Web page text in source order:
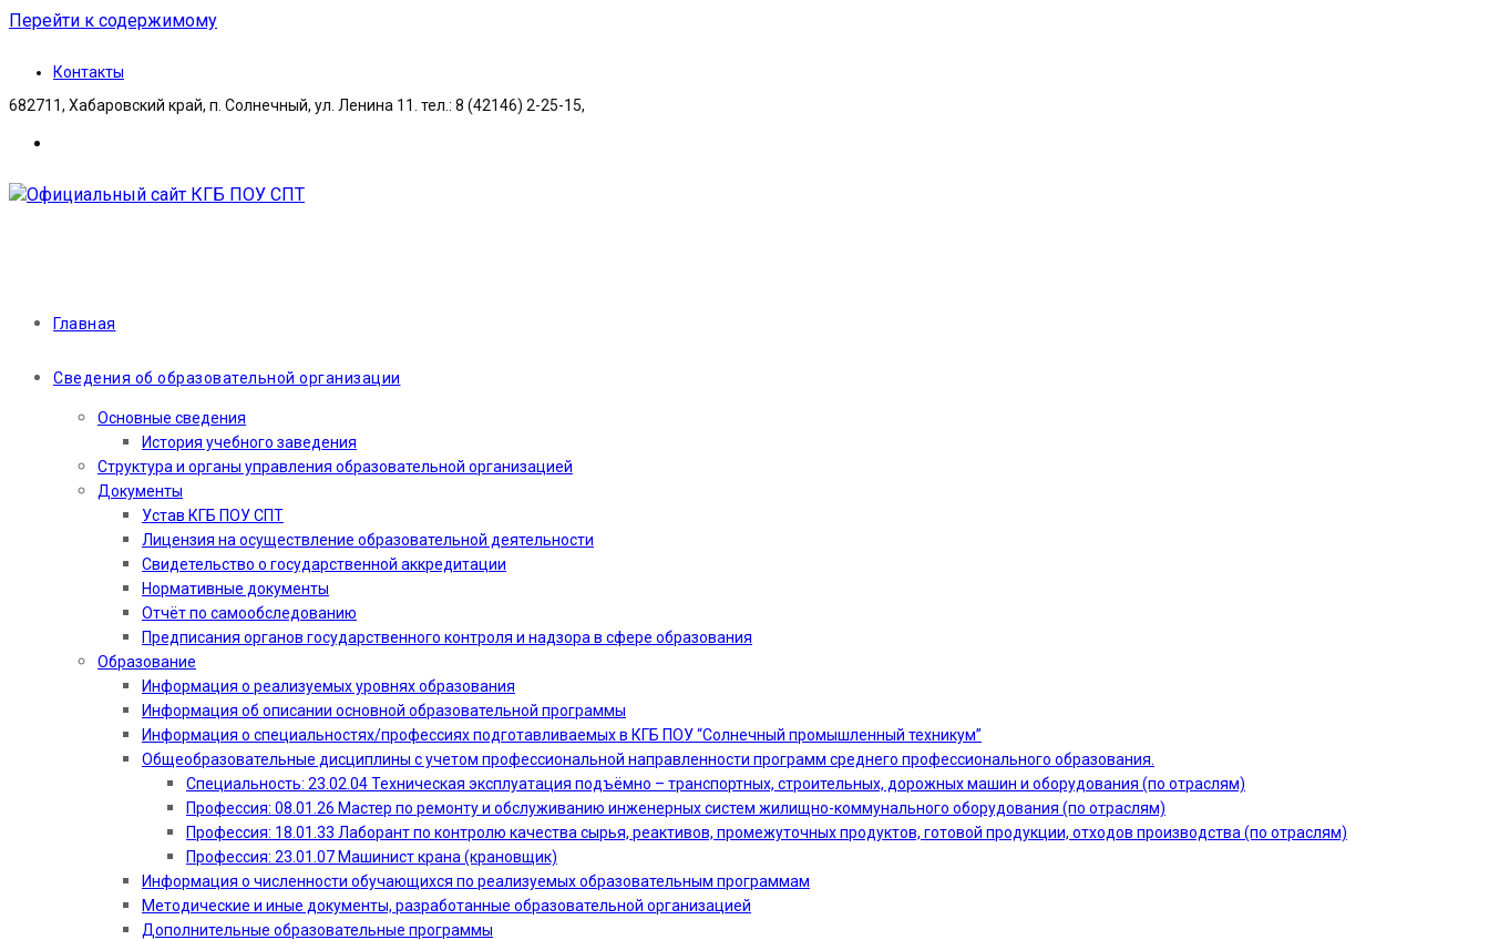
Перейти к содержимому
Контакты
682711, Хабаровский край, п. Солнечный, ул. Ленина 11. тел.: 8 (42146) 2-25-15,
Главная
Сведения об образовательной организации
Основные сведения
История учебного заведения
Структура и органы управления образовательной организацией
Документы
Устав КГБ ПОУ СПТ
Лицензия на осуществление образовательной деятельности
Свидетельство о государственной аккредитации
Нормативные документы
Отчёт по самообследованию
Предписания органов государственного контроля и надзора в сфере образования
Образование
Информация о реализуемых уровнях образования
Информация об описании основной образовательной программы
Информация о специальностях/профессиях подготавливаемых в КГБ ПОУ “Солнечный промышленный техникум”
Общеобразовательные дисциплины с учетом профессиональной направленности программ среднего профессионального образования.
Специальность: 23.02.04 Техническая эксплуатация подъёмно – транспортных, строительных, дорожных машин и оборудования (по отраслям)
Профессия: 08.01.26 Мастер по ремонту и обслуживанию инженерных систем жилищно-коммунального оборудования (по отраслям)
Профессия: 18.01.33 Лаборант по контролю качества сырья, реактивов, промежуточных продуктов, готовой продукции, отходов производства (по отраслям)
Профессия: 23.01.07 Машинист крана (крановщик)
Информация о численности обучающихся по реализуемых образовательным программам
Методические и иные документы, разработанные образовательной организацией
Дополнительные образовательные программы